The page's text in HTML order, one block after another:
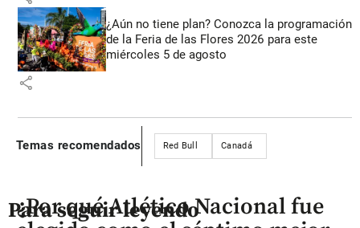
¿Aún no tiene plan? Conozca la programación
de la Feria de las Flores 2026 para este
miércoles 5 de agosto
share
Temas recomendados Red Bull Canadá
Para seguir leyendo
¿Por qué Atlético Nacional fue